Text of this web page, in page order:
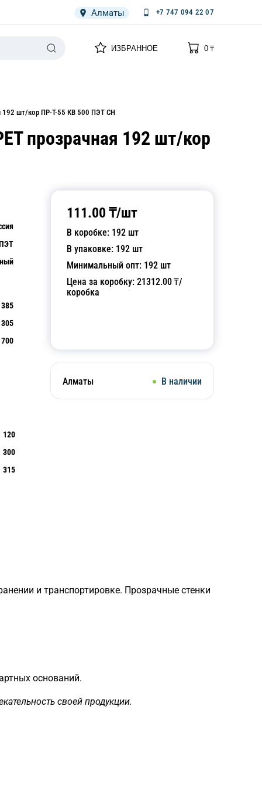
Алматы +7 747 094 22 07
ИЗБРАННОЕ
0
0₸
192 шт/кор ПР-Т-55 КВ 500 ПЭТ СН
прозрачная 192 шт/кор
111.00 ₸/шт
В коробке: 192 шт
В упаковке: 192 шт
Минимальный опт: 192 шт
Цена за коробку: 21312.00₸/
коробка
Алматы В наличии
385
305
700
120
300
315
и транспортировке. Прозрачные стенки
оснований.
своей продукции.